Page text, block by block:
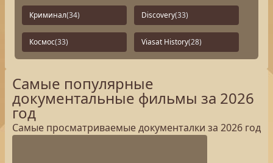
Криминал(34) Discovery(33)
Космос(33) Viasat History(28)
Самые популярные
документальные фильмы за 2026
год
Самые просматриваемые документалки за 2026 год